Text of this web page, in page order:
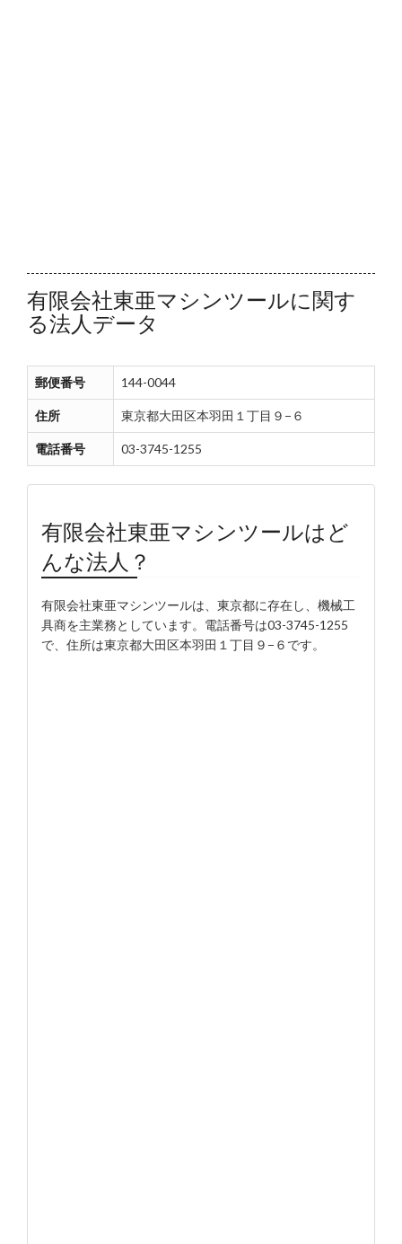
有限会社東亜マシンツールに関す
る法人データ
郵便番号 144-0044
住所 東京都大田区本羽田１丁目９−６
電話番号 03-3745-1255
有限会社東亜マシンツールはど
んな法人？
有限会社東亜マシンツールは、東京都に存在し、機械工
具商を主業務としています。電話番号は03-3745-1255
で、住所は東京都大田区本羽田１丁目９−６です。